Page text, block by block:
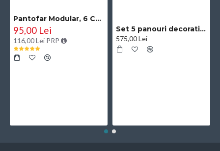
Pantofar Modular, 6 Compartimente, D2660N, Negru
95,00 Lei
116,00 Lei PRP
Set 5 panouri decorative, riflaj, polimer rigid, Naimeed D5504, 270x30x0.5cm, Negru/Auriu
575,00 Lei